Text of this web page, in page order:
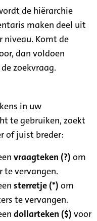
de hiërarchie
maken deel uit
niveau. Komt de
dan voldoen
zoekvraag.
in uw
te gebruiken, zoekt
of juist breder:
vraagteken (?) om
te vervangen.
sterretje (*) om
te vervangen.
dollarteken ($) voor